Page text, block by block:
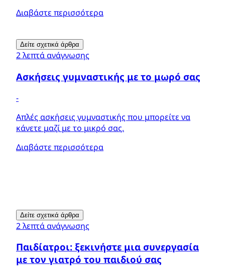
Διαβάστε περισσότερα
Δείτε σχετικά άρθρα
2 λεπτά ανάγνωσης
Ασκήσεις γυμναστικής με το μωρό σας
-
Απλές ασκήσεις γυμναστικής που μπορείτε να
κάνετε μαζί με το μικρό σας.
Διαβάστε περισσότερα
Δείτε σχετικά άρθρα
2 λεπτά ανάγνωσης
Παιδίατροι: ξεκινήστε μια συνεργασία
με τον γιατρό του παιδιού σας